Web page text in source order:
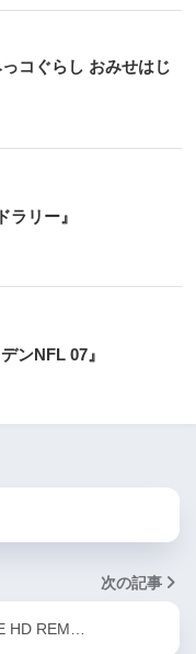
コぐらし おみせはじ
ラリー』
ンNFL 07』
次の記事
HD REM…